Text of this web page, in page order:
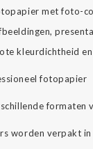
met foto-
kleurdichtheid
fotopapier
worden verpakt